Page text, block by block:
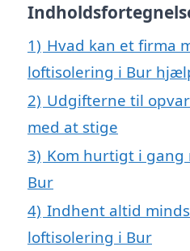
1) Hvad kan et firma
loftisolering i Bur
2) Udgifterne til
med at stige
3) Kom hurtigt i
Bur
4) Indhent altid
loftisolering i Bur